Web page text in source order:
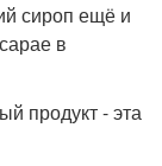
сироп ещё и
в
продукт - эта